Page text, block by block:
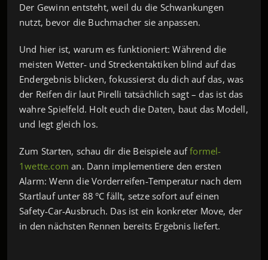
Der Gewinn entsteht, weil du die Schwankungen
nutzt, bevor die Buchmacher sie anpassen.
Und hier ist, warum es funktioniert: Während die
meisten Wetter‑ und Streckentaktiken blind auf das
Endergebnis blicken, fokussierst du dich auf das, was
der Reifen dir laut Pirelli tatsächlich sagt – das ist das
wahre Spielfeld. Holt euch die Daten, baut das Modell,
und legt gleich los.
Zum Starten, schau dir die Beispiele aufformel-
1wette.com an. Dann implementiere den ersten
Alarm: Wenn die Vorderreifen‑Temperatur nach dem
Startlauf unter 88 °C fällt, setze sofort auf einen
Safety‑Car‑Ausbruch. Das ist ein konkreter Move, der
in den nächsten Rennen bereits Ergebnis liefert.